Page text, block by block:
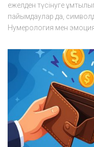
ежелден түсінуге
пайымдаулар да,
Нумерология мен